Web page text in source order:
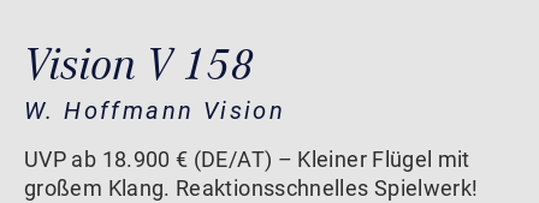
Vision V 158
W. Hoffmann Vision
UVP ab 18.900 € (DE/AT) – Kleiner Flügel mit
großem Klang. Reaktionsschnelles Spielwerk!